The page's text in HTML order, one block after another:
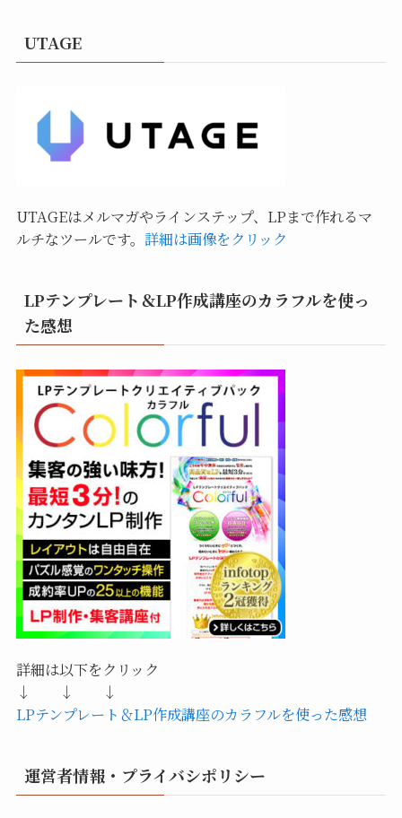
UTAGE
UTAGEはメルマガやラインステップ、LPまで作れるマ
ルチなツールです。 詳細は画像をクリック
LPテンプレート＆LP作成講座のカラフルを使っ
た感想
詳細は以下をクリック
↓ ↓ ↓
LPテンプレート＆LP作成講座のカラフルを使った感想
運営者情報・プライバシポリシー